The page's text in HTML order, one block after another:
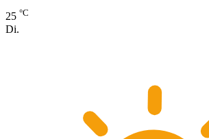
25 °C
Di.